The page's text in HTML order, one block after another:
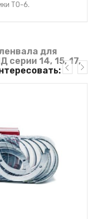
ТО-6.
для
серии 14, 15, 17,